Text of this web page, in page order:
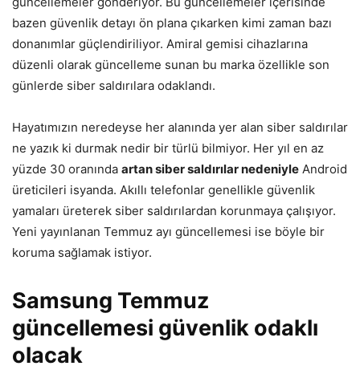
bazen güvenlik detayı ön plana çıkarken kimi zaman bazı
donanımlar güçlendiriliyor. Amiral gemisi cihazlarına
düzenli olarak güncelleme sunan bu marka özellikle son
günlerde siber saldırılara odaklandı.
Hayatımızın neredeyse her alanında yer alan siber saldırılar
ne yazık ki durmak nedir bir türlü bilmiyor. Her yıl en az
yüzde 30 oranında artan siber saldırılar nedeniyle Android
üreticileri isyanda. Akıllı telefonlar genellikle güvenlik
yamaları üreterek siber saldırılardan korunmaya çalışıyor.
Yeni yayınlanan Temmuz ayı güncellemesi ise böyle bir
koruma sağlamak istiyor.
Samsung Temmuz
güncellemesi güvenlik odaklı
olacak